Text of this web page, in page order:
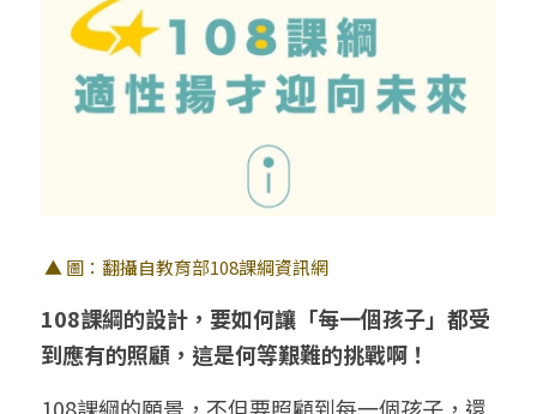
▲ 圖：翻攝自教育部108課綱資訊網
108課綱的設計，要如何讓「每一個孩子」都受
到應有的照顧，這是何等艱難的挑戰啊！